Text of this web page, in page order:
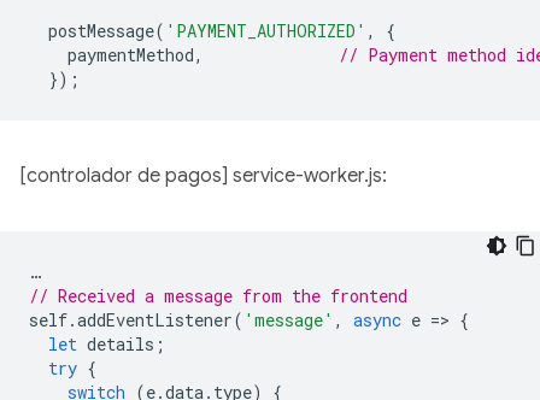
postMessage( 'PAYMENT_AUTHORIZED' ,
{
paymentMethod,
// Payment method
});
[controlador de pagos] service-worker.js:
…
// Received a message from the frontend
self.addEventListener( 'message' , async e => {
let details ;
try {
switch (e.data. type) {